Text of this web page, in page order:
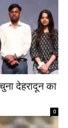
देहरादून का
0